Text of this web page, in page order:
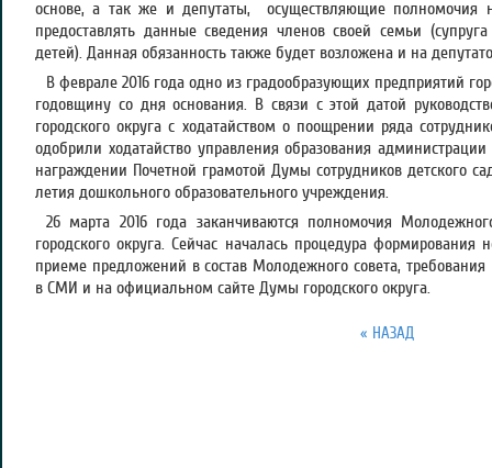
основе, а так же и депутаты, осуществляющие полномочия
предоставлять данные сведения членов своей семьи
детей). Данная обязанность также будет возложена и на
В феврале 2016 года одно из градообразующих предприятий
годовщину со дня основания. В связи с этой датой
городского округа с ходатайством о поощрении ряда
одобрили ходатайство управления образования администрации
награждении Почетной грамотой Думы сотрудников детского
летия дошкольного образовательного учреждения.
26 марта 2016 года заканчиваются полномочия
городского округа. Сейчас началась процедура формирования
приеме предложений в состав Молодежного совета,
в СМИ и на официальном сайте Думы городского округа.
« НАЗАД